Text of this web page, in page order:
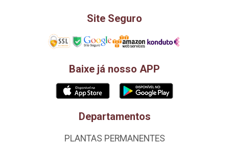
Site Seguro
Baixe já nosso APP
Departamentos
PLANTAS PERMANENTES